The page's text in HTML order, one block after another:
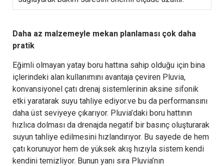
Daha az malzemeyle mekan planlaması çok daha
pratik
Eğimli olmayan yatay boru hattına sahip olduğu için bina
içlerindeki alan kullanımını avantaja çeviren Pluvia,
konvansiyonel çatı drenaj sistemlerinin aksine sifonik
etki yaratarak suyu tahliye ediyor.ve bu da performansını
daha üst seviyeye çıkarıyor. Pluvia’daki boru hattının
hızlıca dolması da drenajda negatif bir basınç oluşturarak
suyun tahliye edilmesini hızlandırıyor. Bu sayede de hem
çatı korunuyor hem de yüksek akış hızıyla sistem kendi
kendini temizliyor. Bunun yanı sıra Pluvia’nın